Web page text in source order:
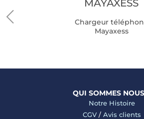
MAYAXESS
Chargeur
Mayaxess
QUI SOMMES
Notre Histoire
CGV/ Avis clients